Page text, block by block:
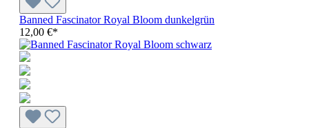
Banned Fascinator Royal Bloom dunkelgrün
12,00 €*